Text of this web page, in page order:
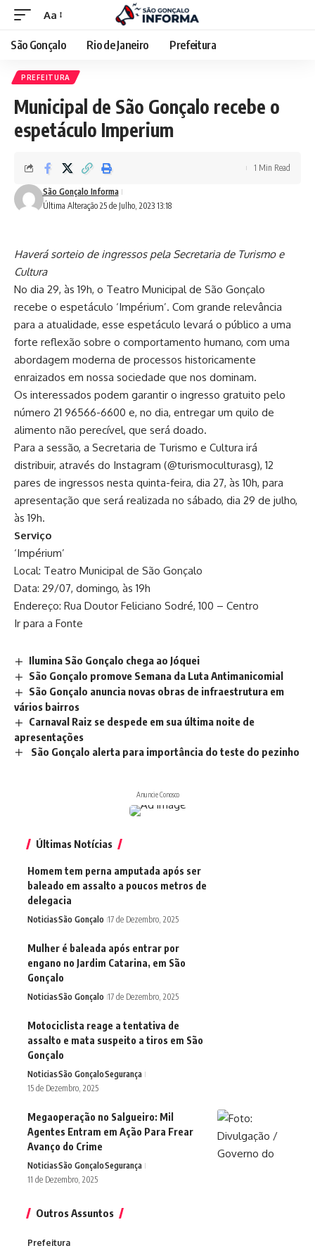
Aa
São Gonçalo Rio de Janeiro Prefeitura
PREFEITURA
Municipal de São Gonçalo recebe o
espetáculo Imperium
Última Alteração 25 de Julho, 2023 13:18
São Gonçalo Informa
1 Min Read
Haverá sorteio de ingressos pela Secretaria de Turismo e
Cultura
No dia 29, às 19h, o Teatro Municipal de São Gonçalo
recebe o espetáculo ‘Impérium’. Com grande relevância
para a atualidade, esse espetáculo levará o público a uma
forte reflexão sobre o comportamento humano, com uma
abordagem moderna de processos historicamente
enraizados em nossa sociedade que nos dominam.
Os interessados podem garantir o ingresso gratuito pelo
número 21 96566-6600 e, no dia, entregar um quilo de
alimento não perecível, que será doado.
Para a sessão, a Secretaria de Turismo e Cultura irá
distribuir, através do Instagram (@turismoculturasg), 12
pares de ingressos nesta quinta-feira, dia 27, às 10h, para
apresentação que será realizada no sábado, dia 29 de julho,
às 19h.
Serviço
‘Impérium’
Local: Teatro Municipal de São Gonçalo
Data: 29/07, domingo, às 19h
Endereço: Rua Doutor Feliciano Sodré, 100 – Centro
Ir para a Fonte
Ilumina São Gonçalo chega ao Jóquei
São Gonçalo promove Semana da Luta Antimanicomial
São Gonçalo anuncia novas obras de infraestrutura em
vários bairros
Carnaval Raiz se despede em sua última noite de
apresentações
São Gonçalo alerta para importância do teste do pezinho
Anuncie Conosco
Últimas Notícias
Homem tem perna amputada após ser
baleado em assalto a poucos metros de
delegacia
NoticiasSão Gonçalo 17 de Dezembro, 2025
Mulher é baleada após entrar por
engano no Jardim Catarina, em São
Gonçalo
NoticiasSão Gonçalo 17 de Dezembro, 2025
Motociclista reage a tentativa de
assalto e mata suspeito a tiros em São
Gonçalo
NoticiasSão GonçaloSegurança
15 de Dezembro, 2025
Megaoperação no Salgueiro: Mil
Agentes Entram em Ação Para Frear
Avanço do Crime
NoticiasSão GonçaloSegurança
11 de Dezembro, 2025
Outros Assuntos
Prefeitura